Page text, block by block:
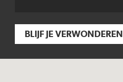
BLIJF JE VERWONDEREN